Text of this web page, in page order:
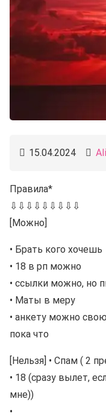
15.04.2024
Правила*
⇩⇩⇩⇩⇩⇩⇩⇩⇩
[Можно]
• Брать кого хочешь
• 18 в рп можно
• ссылки можно, но
• Маты в меру
• анкету можно
пока что
[Нельзя] • Спам ( 2
• 18 (сразу вылет,
мне))
•